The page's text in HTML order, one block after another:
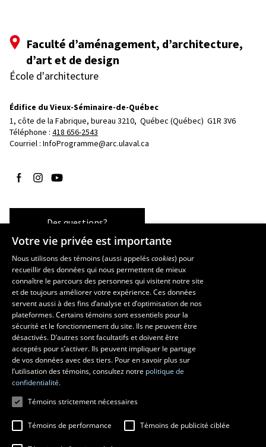
Faculté d’aménagement, d’architecture,
d’art et de design
École d'architecture
Édifice du Vieux-Séminaire-de-Québec
1, côte de la Fabrique, bureau 3210, Québec (Québec)  G1R 3V6
Téléphone : 418 656-2543
Courriel : InfoProgramme@arc.ulaval.ca
Suivez-nous sur Facebook
Suivez-nous sur Instagram
Suivez-nous sur YouTube
Des questions?
Les écoles et la recherche
École d’art
École supérieure d’aménagement du territoire et de développement
régional
École de design
Centre de recherche en aménagement et développement
Votre vie privée est importante
Nous utilisons des témoins (aussi appeléscookies) pour
recueillir des données qui nous permettent de mieux
connaître le parcours des personnes qui visitent notre site
et de toujours améliorer votre expérience. Ces données
servent aussi à des fins d’analyse et d’optimisation de nos
plateformes. Certains témoins sont essentiels pour la
sécurité et le fonctionnement du site. Ils ne peuvent être
désactivés. D’autres sont facultatifs et doivent être
acceptés pour s’activer. Ils peuvent impliquer le partage
de vos données avec des tiers. Pour en savoir plus sur
l’utilisation des témoins, consultez notre politique de
confidentialité.
Témoins strictement nécessaires
Témoins de performance Témoins de publicité ciblée